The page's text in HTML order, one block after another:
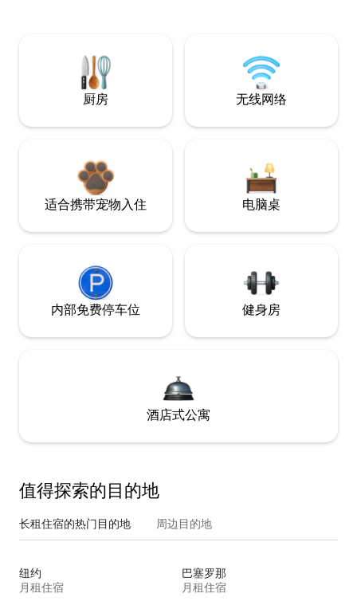
厨房 无线网络
适合携带宠物入住 电脑桌
内部免费停车位 健身房
酒店式公寓
值得探索的目的地
长租住宿的热门目的地 周边目的地
纽约
月租住宿
巴塞罗那
月租住宿